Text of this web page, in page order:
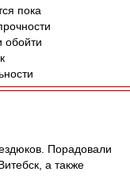
пока
обойти
Порадовали
а также